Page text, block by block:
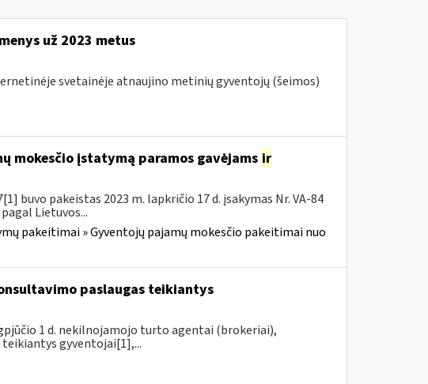
už 2023 metus
svetainėje atnaujino metinių gyventojų (šeimos)
mokesčio įstatymą paramos gavėjams ir
buvo pakeistas 2023 m. lapkričio 17 d. įsakymas Nr. VA-84
Lietuvos...
pakeitimai » Gyventojų pajamų mokesčio pakeitimai nuo
paslaugas teikiantys
1 d. nekilnojamojo turto agentai (brokeriai),
gyventojai[1],...